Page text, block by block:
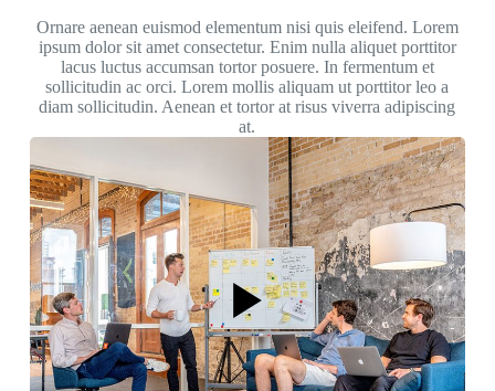
Ornare aenean euismod elementum nisi quis eleifend. Lorem
ipsum dolor sit amet consectetur. Enim nulla aliquet porttitor
lacus luctus accumsan tortor posuere. In fermentum et
sollicitudin ac orci. Lorem mollis aliquam ut porttitor leo a
diam sollicitudin. Aenean et tortor at risus viverra adipiscing
at.